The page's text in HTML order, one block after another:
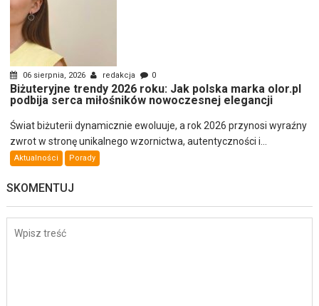
06 sierpnia, 2026 redakcja 0
Biżuteryjne trendy 2026 roku: Jak polska marka olor.pl
podbija serca miłośników nowoczesnej elegancji
Świat biżuterii dynamicznie ewoluuje, a rok 2026 przynosi wyraźny
zwrot w stronę unikalnego wzornictwa, autentyczności i...
Aktualności Porady
SKOMENTUJ